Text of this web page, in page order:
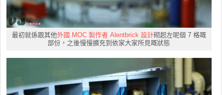
最初就係跟其他外國 MOC 製作者 Alentbrick 設計砌起左呢個 7 格嘅
部份，之後慢慢擴充到依家大家所見嘅狀態